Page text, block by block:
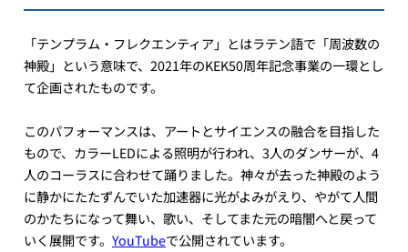
「テンプラム・フレクエンティア」とはラテン語で「周波数の
神殿」という意味で、2021年のKEK50周年記念事業の一環とし
て企画されたものです。
このパフォーマンスは、アートとサイエンスの融合を目指した
もので、カラーLEDによる照明が行われ、3人のダンサーが、4
人のコーラスに合わせて踊りました。神々が去った神殿のよう
に静かにたたずんでいた加速器に光がよみがえり、やがて人間
のかたちになって舞い、歌い、そしてまた元の暗闇へと戻って
いく展開です。YouTubeで公開されています。